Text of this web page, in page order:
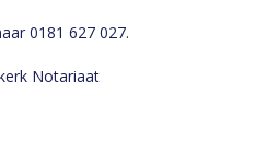
0181 627 027.
Notariaat